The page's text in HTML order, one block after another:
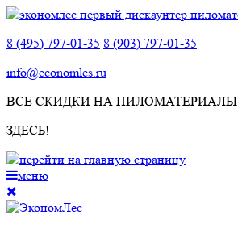
8 (495) 797-01-35 8 (903) 797-01-35
info@economles.ru
ВСЕ СКИДКИ НА ПИЛОМАТЕРИАЛЫ
ЗДЕСЬ!
меню